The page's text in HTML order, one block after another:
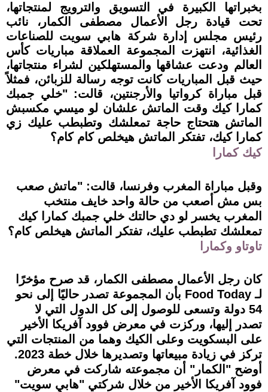
بخبراتها الكبيرة في التسويق والترويج لمنتجاتها،
تحت قيادة رجل الأعمال مصطفى الكمار، نائب
رئيس مجلس إدارة شركة هابي سويت للصناعات
الغذائية، انتهزت المجموعة العملاقة مباريات كأس
العالم ودعت عشاقها والمستهلكين لشراء منتجاتها،
حيث قبل المباريات كانت توجه رسالة للزبائن، فمثلاً
قبل مباراة كرواتيا والأرجنتين، قالت: "خلي جمبك
كمارا كيك وقت الماتش علشان لو ميسي مكسبش
الماتش هتحتاج حاجة تمعلشك وتطبطب عليك زي
كمارا كيك، تفتكر الماتش هيخلص كام كام؟
كيك كمارا
وقبل مباراة المغرب وفرنسا، قالت: "ماتش صعب
بس مش أصعب من حالة واحد خايف منتخب
المغرب يخسر لو دي حالتك خلي جمبك كمارا كيك
تمعلشك تطبطب عليك، تفتكر الماتش هيخلص كام؟
تاوتاو وكمارا
كان رجل الأعمال مصطفى الكمار، قد صرح مؤخرًا
لـ Food Today بأن المجموعة تصدر حاليًا إلى نحو
54 دولة وتسعى للوصول إلى كل الدول التي لا
تصدر إليها، وركزت في معرض فوود آفريكا الأخير
على البسكويت وعلى الكيك وهما من المنتجات التي
تركز في زيادة مبيعاتها وتصديرها خلال خطة 2023.
أوضح "الكمار" أن مجموعته شاركت في معرض
فوود آفريكا الأخير من خلال شركتي "هابي سويت"